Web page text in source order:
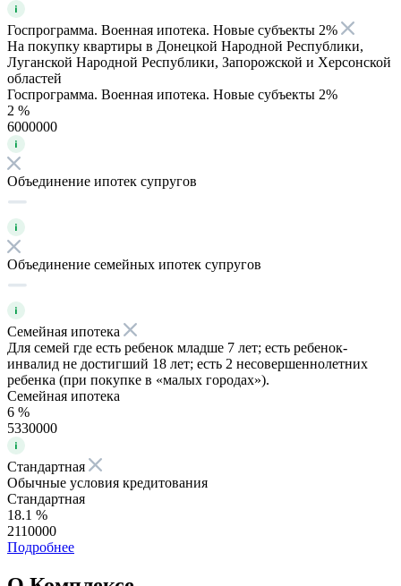
Госпрограмма. Военная ипотека. Новые субъекты 2%
На покупку квартиры в Донецкой Народной Республики,
Луганской Народной Республики, Запорожской и Херсонской
областей
Госпрограмма. Военная ипотека. Новые субъекты 2%
2 %
6000000
Объединение ипотек супругов
Объединение семейных ипотек супругов
Семейная ипотека
Для семей где есть ребенок младше 7 лет; есть ребенок-
инвалид не достигший 18 лет; есть 2 несовершеннолетних
ребенка (при покупке в «малых городах»).
Семейная ипотека
6 %
5330000
Стандартная
Обычные условия кредитования
Стандартная
18.1 %
2110000
Подробнее